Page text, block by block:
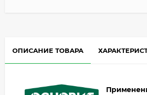
ОПИСАНИЕ ТОВАРА